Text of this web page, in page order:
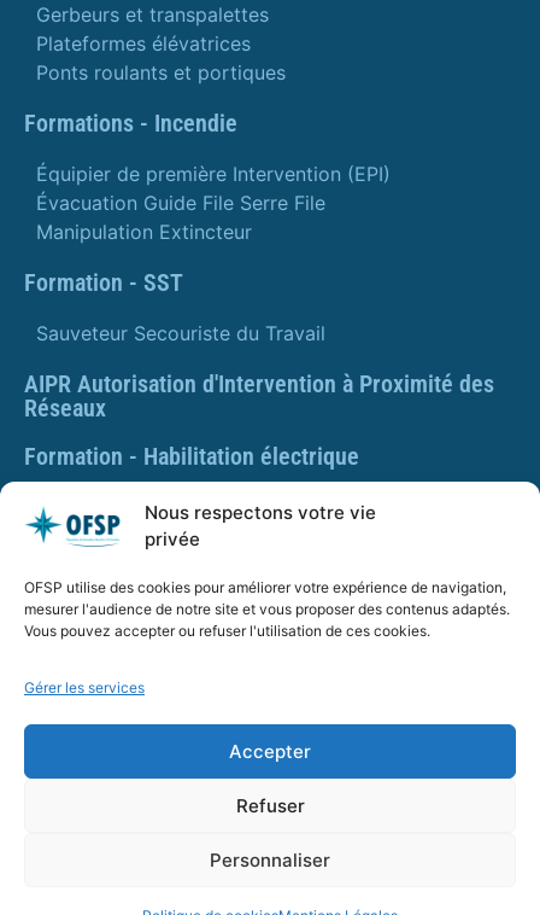
Nous respectons votre vie
privée
OFSP utilise des cookies pour améliorer votre expérience de navigation,
mesurer l'audience de notre site et vous proposer des contenus adaptés.
Vous pouvez accepter ou refuser l'utilisation de ces cookies.
Gérer les services
Accepter
Refuser
Personnaliser
Gerbeurs et transpalettes
Plateformes élévatrices
Ponts roulants et portiques
Formations - Incendie
Équipier de première Intervention (EPI)
Évacuation Guide File Serre File
Manipulation Extincteur
Formation - SST
Sauveteur Secouriste du Travail
AIPR Autorisation d'Intervention à Proximité des
Réseaux
Formation - Habilitation électrique
Formation - Gestes et postures
Formation Gestes et Postures - Prévention des TMS
PLAQUETTE DE PRÉSENTATION OFSP
Numéro de déclaration d’activité : 84 01 01924 01 auprès
du préfet de région Auvergne Rhône Alpes, Ne vaut pas
agrément de l’État.
OFSP.fr – Tous droits réservés –Mentions Légales